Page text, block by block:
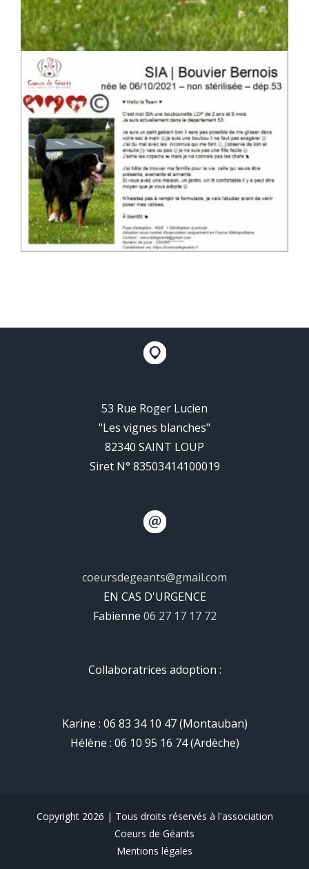
53 Rue Roger Lucien
"Les vignes blanches"
82340 SAINT LOUP
Siret N° 83503414100019
coeursdegeants@gmail.com
EN CAS D'URGENCE
Fabienne 06 27 17 17 72
Collaboratrices adoption :
Karine : 06 83 34 10 47 (Montauban)
Hélène : 06 10 95 16 74 (Ardèche)
Copyright 2026 | Tous droits réservés à l'association
Coeurs de Géants
Mentions légales